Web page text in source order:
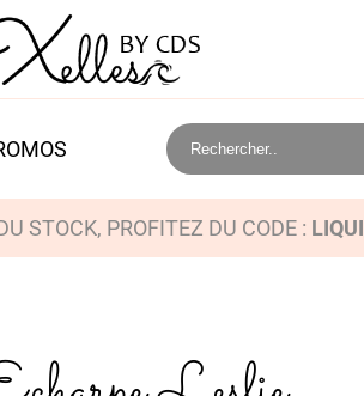
STOCK, PROFITEZ DU CODE :